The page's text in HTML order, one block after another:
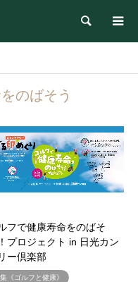
検索
のばそう
フで健康寿命をのばそ
プロジェクト in 日光カン
ー倶楽部
《ゴルフと健康》